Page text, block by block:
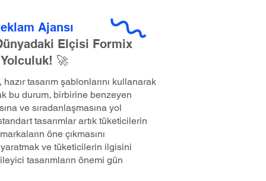
Ajansı
Elçisi Formix
🚀
tasarım şablonlarını kullanarak
bu durum, birbirine benzeyen
ve sıradanlaşmasına yol
tasarımlar artık tüketicilerin
öne çıkmasını
yaratmak ve tüketicilerin ilgisini
tasarımların önemi gün